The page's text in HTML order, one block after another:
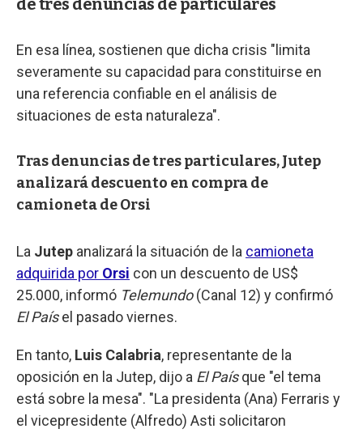
de tres denuncias de particulares
En esa línea, sostienen que dicha crisis "limita
severamente su capacidad para constituirse en
una referencia confiable en el análisis de
situaciones de esta naturaleza".
Tras denuncias de tres particulares, Jutep
analizará descuento en compra de
camioneta de Orsi
La Jutep analizará la situación de la camioneta
adquirida por Orsi con un descuento de US$
25.000, informó Telemundo(Canal 12) y confirmó
El Paísel pasado viernes.
En tanto, Luis Calabria, representante de la
oposición en la Jutep, dijo a El Paísque "el tema
está sobre la mesa". "La presidenta (Ana) Ferraris y
el vicepresidente (Alfredo) Asti solicitaron